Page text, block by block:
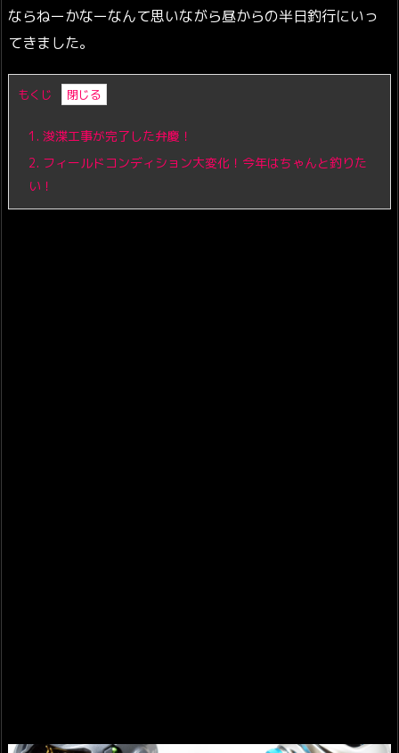
ならねーかなーなんて思いながら昼からの半日釣行にいっ
てきました。
もくじ
1. 浚渫工事が完了した弁慶！
2. フィールドコンディション大変化！今年はちゃんと釣りた
い！